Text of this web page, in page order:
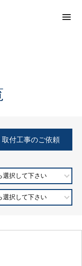
取付工事のご依頼
選択して下さい
選択して下さい